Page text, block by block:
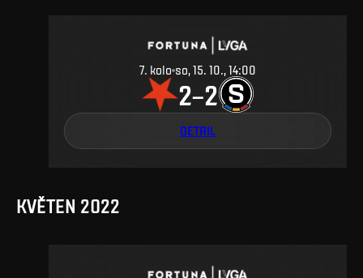
7. kolo so, 15. 10., 14:00
2–2
DETAIL
KVĚTEN 2022